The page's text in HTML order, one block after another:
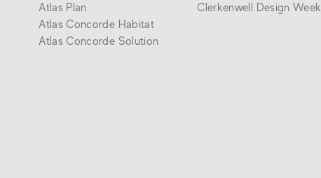
Atlas Plan
Atlas Concorde Habitat
Atlas Concorde Solution
Clerkenwell Design Week